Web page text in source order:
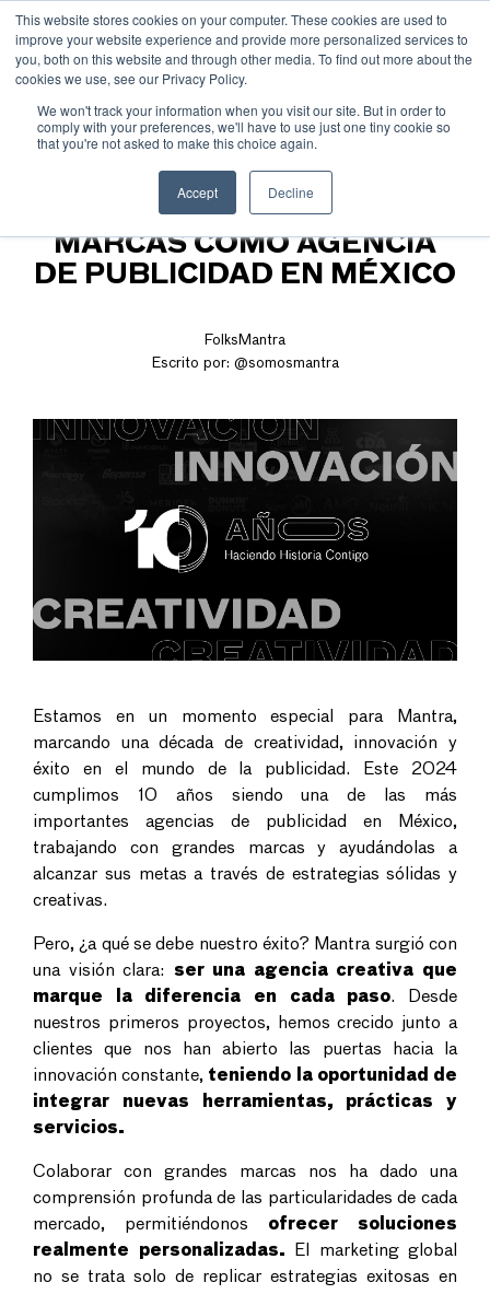
This website stores cookies on your computer. These cookies are used to
improve your website experience and provide more personalized services to
you, both on this website and through other media. To find out more about the
cookies we use, see our Privacy Policy.
We won't track your information when you visit our site. But in order to
comply with your preferences, we'll have to use just one tiny cookie so
that you're not asked to make this choice again.
Accept Decline
MANTRA: 10 AÑOS
IMPULSANDO GRANDES
MARCAS COMO AGENCIA
DE PUBLICIDAD EN MÉXICO
FolksMantra
Escrito por: @somosmantra
Estamos en un momento especial para Mantra,
marcando una década de creatividad, innovación y
éxito en el mundo de la publicidad. Este 2024
cumplimos 10 años siendo una de las más
importantes agencias de publicidad en México,
trabajando con grandes marcas y ayudándolas a
alcanzar sus metas a través de estrategias sólidas y
creativas.
Pero, ¿a qué se debe nuestro éxito? Mantra surgió con
una visión clara: ser una agencia creativa que
marque la diferencia en cada paso. Desde
nuestros primeros proyectos, hemos crecido junto a
clientes que nos han abierto las puertas hacia la
innovación constante, teniendo la oportunidad de
integrar nuevas herramientas, prácticas y
servicios.
Colaborar con grandes marcas nos ha dado una
comprensión profunda de las particularidades de cada
mercado, permitiéndonos ofrecer soluciones
realmente personalizadas. El marketing global
no se trata solo de replicar estrategias exitosas en